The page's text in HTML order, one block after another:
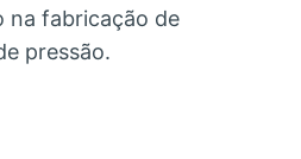
na fabricação de
pressão.